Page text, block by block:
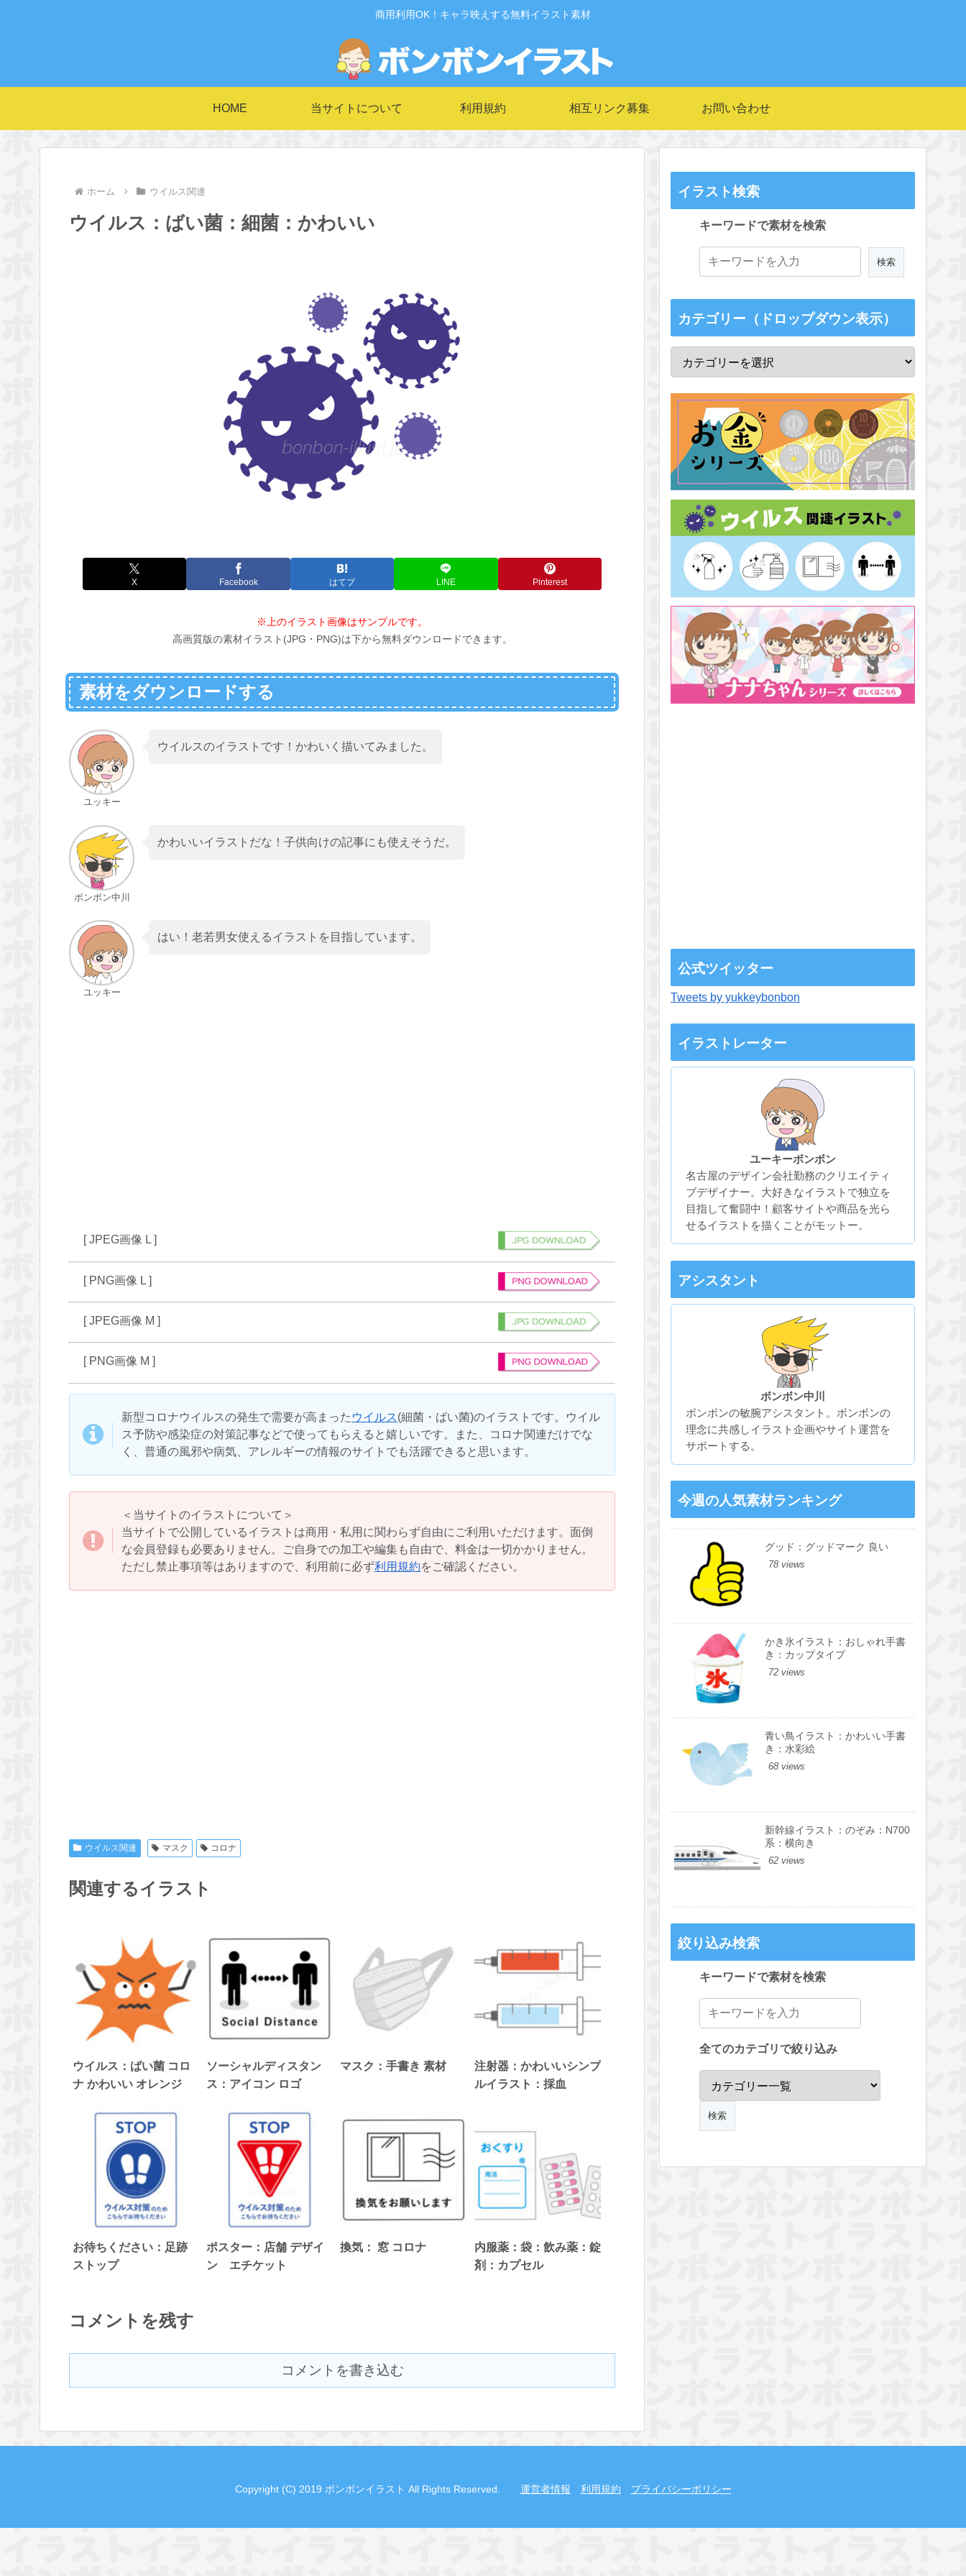
商用利用OK！キャラ映えする無料イラスト素材
HOME 当サイトについて 利用規約 相互リンク募集 お問い合わせ
ホーム ウイルス関連
ウイルス：ばい菌：細菌：かわいい
X Facebook はてブ LINE Pinterest
※上のイラスト画像はサンプルです。
高画質版の素材イラスト(JPG・PNG)は下から無料ダウンロードできます。
素材をダウンロードする
ユッキー
ウイルスのイラストです！かわいく描いてみました。
ボンボン中川
かわいいイラストだな！子供向けの記事にも使えそうだ。
ユッキー
はい！老若男女使えるイラストを目指しています。
[ JPEG画像 L ]
[ PNG画像 L ]
[ JPEG画像 M ]
[ PNG画像 M ]
新型コロナウイルスの発生で需要が高まった ウイルス(細菌・ばい菌)のイラストです。ウイル
ス予防や感染症の対策記事などで使ってもらえると嬉しいです。また、コロナ関連だけでな
く、普通の風邪や病気、アレルギーの情報のサイトでも活躍できると思います。
＜当サイトのイラストについて＞
当サイトで公開しているイラストは商用・私用に関わらず自由にご利用いただけます。面倒
な会員登録も必要ありません。ご自身での加工や編集も自由で、料金は一切かかりません。
ただし禁止事項等はありますので、利用前に必ず利用規約をご確認ください。
ウイルス関連 マスク コロナ
関連するイラスト
ウイルス：ばい菌 コロ
ナ かわいい オレンジ
ソーシャルディスタン
ス：アイコン ロゴ
マスク：手書き 素材
注射器：かわいいシンプ
ルイラスト：採血
お待ちください：足跡
ストップ
ポスター：店舗 デザイ
ン エチケット
換気： 窓 コロナ
内服薬：袋：飲み薬：錠
剤：カプセル
コメントを残す
コメントを書き込む
イラスト検索
キーワードで素材を検索
カテゴリー（ドロップダウン表示）
公式ツイッター
Tweets by yukkeybonbon
イラストレーター
ユーキーボンボン
名古屋のデザイン会社勤務のクリエイティ
ブデザイナー。大好きなイラストで独立を
目指して奮闘中！顧客サイトや商品を光ら
せるイラストを描くことがモットー。
アシスタント
ボンボン中川
ボンボンの敏腕アシスタント。ボンボンの
理念に共感しイラスト企画やサイト運営を
サポートする。
今週の人気素材ランキング
グッド：グッドマーク 良い
78 views
かき氷イラスト：おしゃれ手書
き：カップタイプ
72 views
青い鳥イラスト：かわいい手書
き：水彩絵
68 views
新幹線イラスト：のぞみ：N700
系：横向き
62 views
絞り込み検索
キーワードで素材を検索
全てのカテゴリで絞り込み
Copyright (C) 2019 ボンボンイラスト All Rights Reserved. 運営者情報 利用規約 プライバシーポリシー